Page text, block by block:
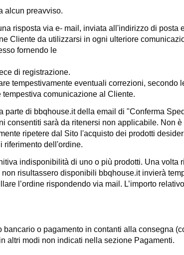
alcun preavviso.
risposta via e- mail, inviata all'indirizzo di posta
Cliente da utilizzarsi in ogni ulteriore
fornendo le
di registrazione.
tempestivamente eventuali correzioni, secondo
comunicazione al Cliente.
parte di bbqhouse.itdella email di "Conferma
consentiti sarà da ritenersi non applicabile. Non
ripetere dal Sito l'acquisto dei prodotti
riferimento dell'ordine.
indisponibilità di uno o più prodotti. Una volta
risultassero disponibili bbqhouse.itinvierà
l’ordine rispondendo via mail. L’importo
o pagamento in contanti alla consegna
altri modi non indicati nella sezione Pagamenti.